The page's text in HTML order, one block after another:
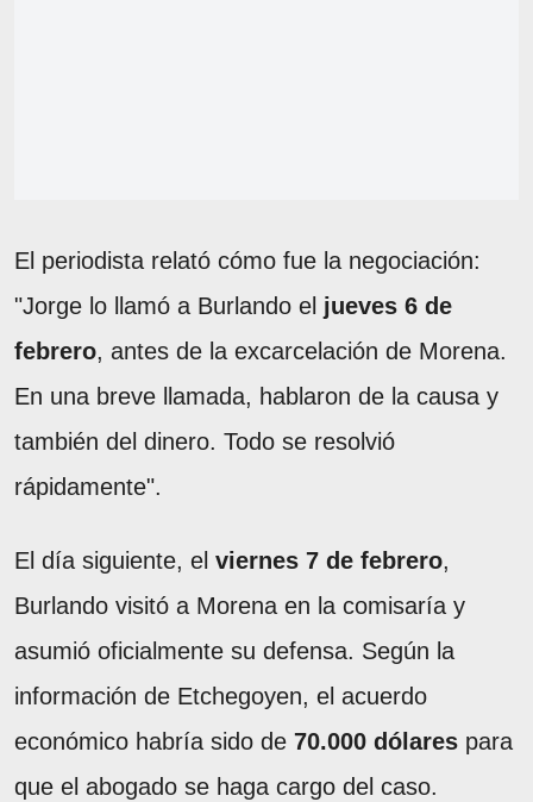
El periodista relató cómo fue la negociación:
"Jorge lo llamó a Burlando el jueves 6 de
febrero, antes de la excarcelación de Morena.
En una breve llamada, hablaron de la causa y
también del dinero. Todo se resolvió
rápidamente".
El día siguiente, el viernes 7 de febrero,
Burlando visitó a Morena en la comisaría y
asumió oficialmente su defensa. Según la
información de Etchegoyen, el acuerdo
económico habría sido de 70.000 dólares para
que el abogado se haga cargo del caso.